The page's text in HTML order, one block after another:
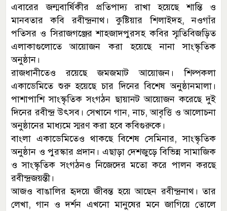
এবারের জন্মবার্ষিকীর প্রতিপাদ্য রাখা হয়েছে শান্তি ও
মানবতার কবি রবীন্দ্রনাথ। কুষ্টিয়ার শিলাইদহ, নওগাঁর
পতিসর ও সিরাজগঞ্জের শাহজাদপুরসহ কবির স্মৃতিবিজড়িত
এলাকাগুলোতে আয়োজন করা হয়েছে নানা সাংস্কৃতিক
অনুষ্ঠান।
রাজধানীতেও রয়েছে জমজমাট আয়োজন। শিল্পকলা
একাডেমিতে শুরু হয়েছে চার দিনের বিশেষ অনুষ্ঠানমালা।
পাশাপাশি সাংস্কৃতিক সংগঠন ছায়ানট আয়োজন করেছে দুই
দিনের রবীন্দ্র উৎসব। সেখানে গান, নাচ, আবৃত্তি ও আলোচনা
অনুষ্ঠানের মাধ্যমে স্মরণ করা হবে কবিগুরুকে।
বাংলা একাডেমিতেও থাকছে বিশেষ সেমিনার, সাংস্কৃতিক
অনুষ্ঠান ও পুরস্কার প্রদান। এছাড়া দেশজুড়ে বিভিন্ন সামাজিক
ও সাংস্কৃতিক সংগঠনও নিজেদের মতো করে পালন করছে
রবীন্দ্রজয়ন্তী।
আজও বাঙালির হৃদয়ে জীবন্ত হয়ে আছেন রবীন্দ্রনাথ। তার
লেখা, গান ও দর্শন এখনো মানুষের মনে জাগিয়ে তোলে